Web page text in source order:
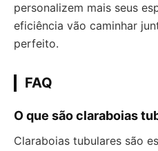
personalizem mais seus
eficiência vão caminhar
perfeito.
FAQ
O que são claraboias
Claraboias tubulares são